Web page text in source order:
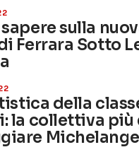
sulla
Ferrara Sotto
della
la collettiva più